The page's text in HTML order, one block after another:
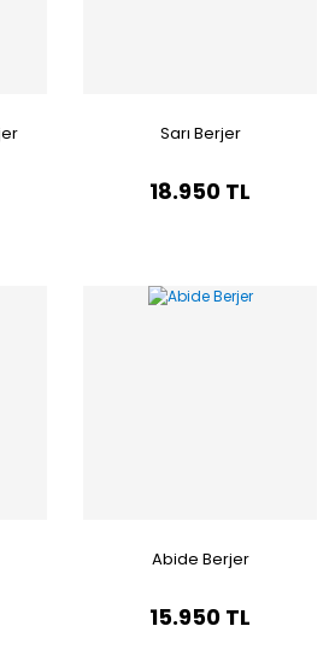
Sarı Berjer
18.950 TL
Abide Berjer
15.950 TL